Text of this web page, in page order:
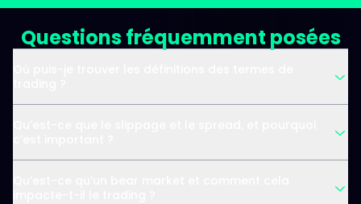
Questions fréquemment posées